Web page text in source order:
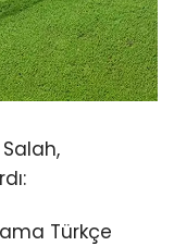
Türkçe